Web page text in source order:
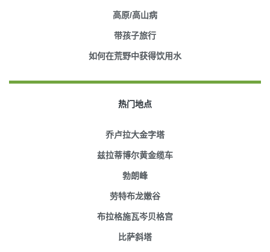
高原/高山病
带孩子旅行
如何在荒野中获得饮用水
热门地点
乔卢拉大金字塔
兹拉蒂博尔黄金缆车
勃朗峰
劳特布龙嫩谷
布拉格施瓦岑贝格宫
比萨斜塔